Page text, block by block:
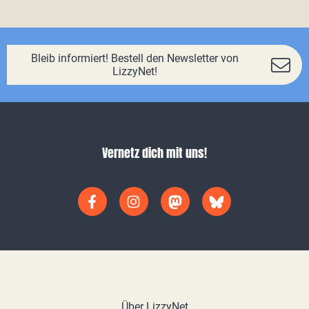
Bleib informiert! Bestell den Newsletter von
LizzyNet!
Vernetz dich mit uns!